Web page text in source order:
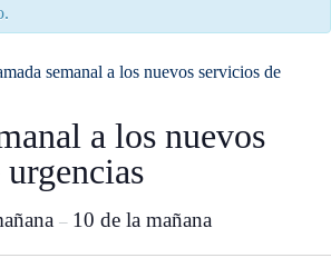
semanal a los nuevos servicios de
a los nuevos
– 10 de la mañana